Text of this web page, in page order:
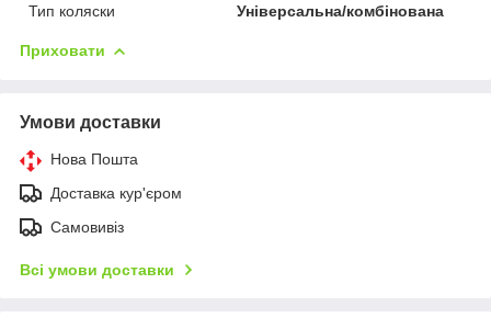
Тип коляски Універсальна/комбінована
Приховати
Умови доставки
Нова Пошта
Доставка кур'єром
Самовивіз
Всі умови доставки